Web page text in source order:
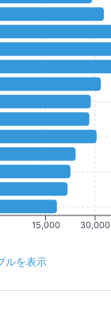
15,000 30,000
ルを表示